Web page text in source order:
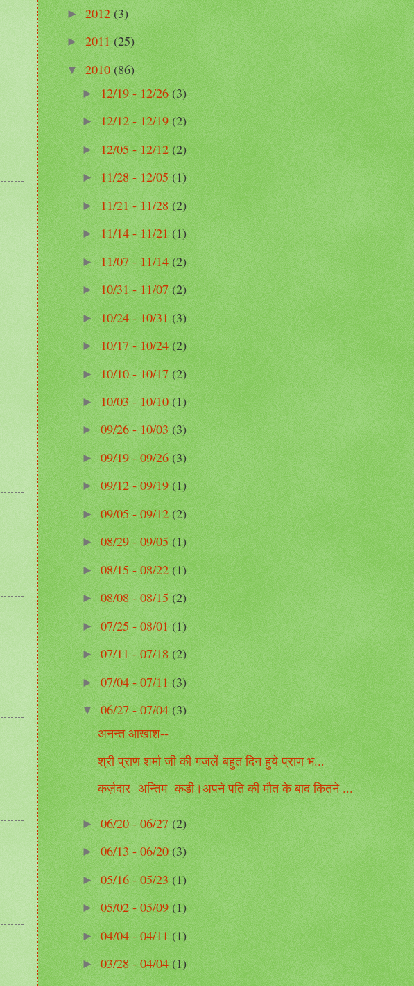
►2012(3)
►2011(25)
▼2010(86)
►12/19 - 12/26(3)
►12/12 - 12/19(2)
►12/05 - 12/12(2)
►11/28 - 12/05(1)
►11/21 - 11/28(2)
►11/14 - 11/21(1)
►11/07 - 11/14(2)
►10/31 - 11/07(2)
►10/24 - 10/31(3)
►10/17 - 10/24(2)
►10/10 - 10/17(2)
►10/03 - 10/10(1)
►09/26 - 10/03(3)
►09/19 - 09/26(3)
►09/12 - 09/19(1)
►09/05 - 09/12(2)
►08/29 - 09/05(1)
►08/15 - 08/22(1)
►08/08 - 08/15(2)
►07/25 - 08/01(1)
►07/11 - 07/18(2)
►07/04 - 07/11(3)
▼06/27 - 07/04(3)
अनन्त आखाश--
श्री प्राण शर्मा जी की गज़लें बहुत दिन हुये प्राण भ...
कर्ज़दार अन्तिम कडी।अपने पति की मौत के बाद कितने ...
►06/20 - 06/27(2)
►06/13 - 06/20(3)
►05/16 - 05/23(1)
►05/02 - 05/09(1)
►04/04 - 04/11(1)
►03/28 - 04/04(1)